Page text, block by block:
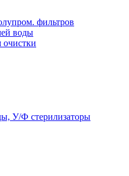
фильтров
воды
У/Ф стерилизаторы